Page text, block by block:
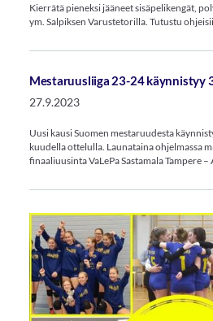
Kierrätä pieneksi jääneet sisäpelikengät,
ym. Salpiksen Varustetorilla. Tutustu
Mestaruusliiga 23-24 käynnistyy
27.9.2023
Uusi kausi Suomen mestaruudesta
kuudella ottelulla. Launataina ohjelmassa
finaaliuusinta VaLePa Sastamala Tampere